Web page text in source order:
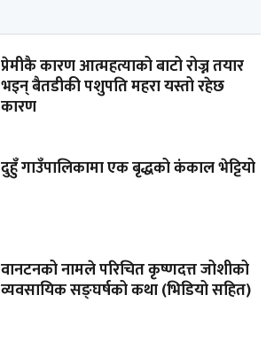
प्रेमीकै कारण आत्महत्याको बाटो रोज्न तयार
भइन् बैतडीकी पशुपति महरा यस्तो रहेछ
कारण
दुहुँ गाउँपालिकामा एक बृद्धको कंकाल भेट्टियो
वानटनको नामले परिचित कृष्णदत्त जोशीको
व्यवसायिक सङ्घर्षको कथा (भिडियो सहित)